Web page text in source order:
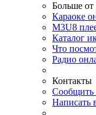
Больше от
Караоке
M3U8
Каталог
Что
Радио
Контакты
Сообщить
Написать